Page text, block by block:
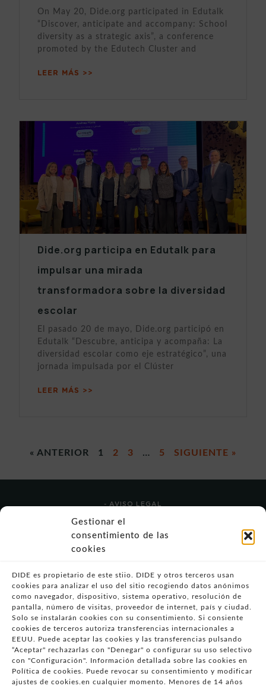
Gestionar el
consentimiento de las
cookies
DIDE es propietario de este stiio. DIDE y otros terceros usan
cookies para analizar el uso del sitio recogiendo datos anónimos
como navegador, dispositivo, sistema operativo, resolución de
pantalla, número de visitas, proveedor de internet, país y ciudad.
Solo se instalarán cookies con su consentimiento. Si consiente
cookies de terceros autoriza transferencias internacionales a
EEUU. Puede aceptar las cookies y las transferencias pulsando
“Aceptar" rechazarlas con "Denegar" o configurar su uso selectivo
con "Configuración". Información detallada sobre las cookies en
Política de cookies. Puede revocar su consentimiento y modificar
ajustes de cookies.en cualquier momento. Menores de 14 años
On May 20, Dide.org participated in Edutalk
“Discover, anticipate and accompany: School
diversity as a strategic axis”, a conference
promoted by the Edutech Cluster and
LEER MÁS >>
Dide.org participa en Edutalk para
impulsar una mirada
transformadora sobre la diversidad
escolar
El pasado 20 de mayo, Dide.org participó en
Edutalk “Descubre, anticipa y acompaña: La
diversidad escolar como eje estratégico”, una
jornada impulsada por el Clúster
LEER MÁS >>
« ANTERIOR 1 2 3 … 5 SIGUIENTE »
- AVISO LEGAL
- POLÍTICA DE USO
- POLÍTICA DE PRIVACIDAD
- POLÍTICA DE COOKIES (UE)
VULNERABILIDADES
- CONDICIONES PARTICULARES DE COMPRA
- GUÍA DE COMPRA
- GUÍA DE PRIVACIDAD
- DESISTIMIENTO
- ATENCIÓN AL CLIENTE